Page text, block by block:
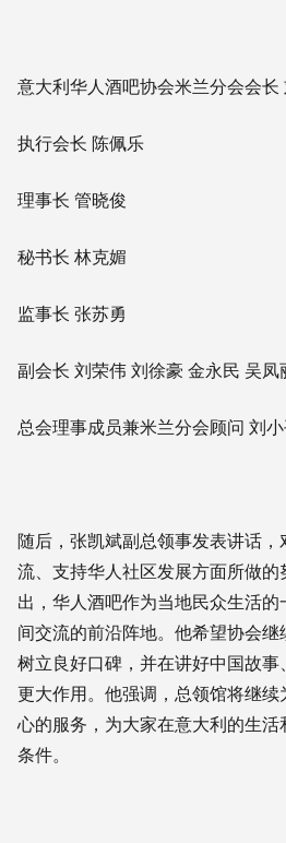
意大利华人酒吧协会米兰分会会长
执行会长 陈佩乐
理事长 管晓俊
秘书长 林克媚
监事长 张苏勇
副会长 刘荣伟 刘徐豪 金永民 吴凤
总会理事成员兼米兰分会顾问 刘
随后，张凯斌副总领事发表讲话
流、支持华人社区发展方面所做
出，华人酒吧作为当地民众生活
间交流的前沿阵地。他希望协会继
树立良好口碑，并在讲好中国故
更大作用。他强调，总领馆将继
心的服务，为大家在意大利的生
条件。